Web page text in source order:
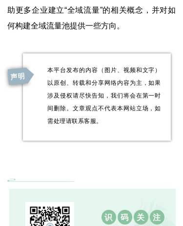
助更多企业建立“全域流量”的相关概念，并对如
何构建全域流量池提供一些方向。
声明
本平台发布的内容（图片、视频和文字）
以原创、转载和分享网络内容为主，如果
涉及侵权请尽快告知，我们将会在第一时
间删除。文章观点不代表本网站立场，如
需处理请联系客服。
识 码 关 注